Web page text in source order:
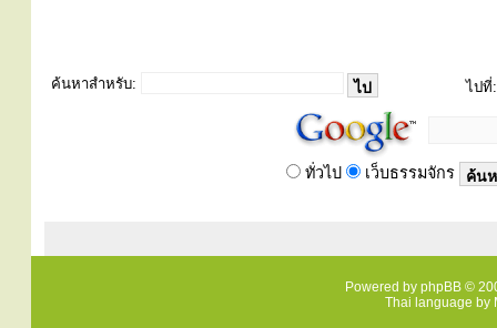
ค้นหาสำหรับ: ไปที่:
ทั่วไป เว็บธรรมจักร
Powered by phpBB ©
Thai language by